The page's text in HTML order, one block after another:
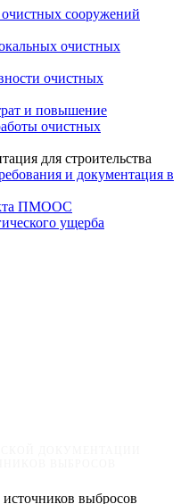
сооружений
очистных
очистных
и повышение
очистных
для строительства
и документация в
ПМООС
ущерба